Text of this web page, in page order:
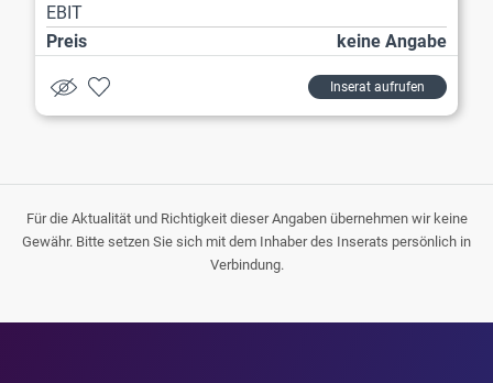
EBIT
Preis
keine Angabe
Inserat aufrufen
Für die Aktualität und Richtigkeit dieser Angaben übernehmen wir keine
Gewähr. Bitte setzen Sie sich mit dem Inhaber des Inserats persönlich in
Verbindung.